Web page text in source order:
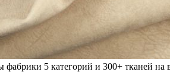
фабрики 5 категорий и 300+ тканей на